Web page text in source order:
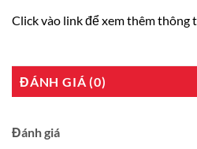
Click vào link để xem thêm thông
ĐÁNH GIÁ (0)
Đánh giá